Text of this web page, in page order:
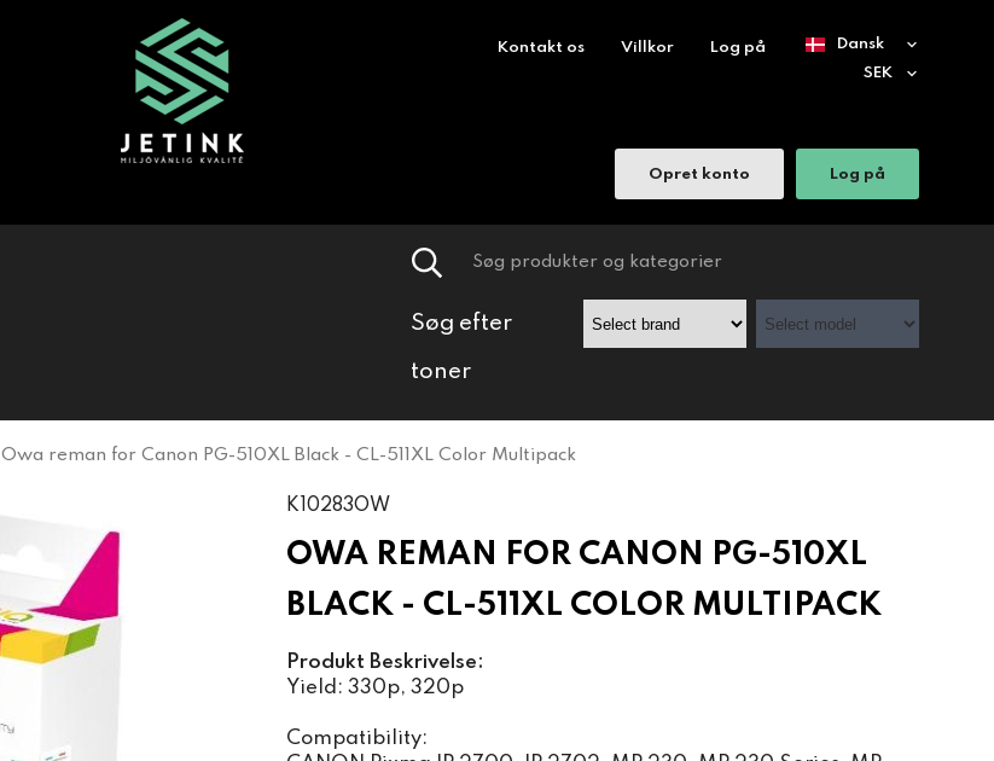
Kontakt os Villkor Log på
Opret konto Log på
Søg efter
toner
Owa reman for Canon PG-510XL Black - CL-511XL Color Multipack
K10283OW
OWA REMAN FOR CANON PG-510XL
BLACK - CL-511XL COLOR MULTIPACK
Produkt Beskrivelse:
Yield: 330p, 320p
Compatibility: